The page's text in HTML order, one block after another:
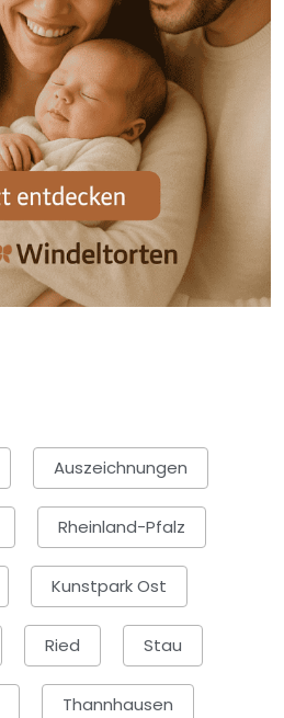
Auszeichnungen
Rheinland-Pfalz
Kunstpark Ost
Ried Stau
Thannhausen